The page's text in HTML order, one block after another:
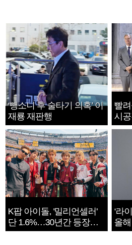
‘뺑소니 후 술타기 의혹’ 이
재룡 재판행
빨
시
지는
K팝 아이돌, '밀리언셀러'
단 1.6%…30년간 등장
1182개팀 전수조사
‘라
올
확정